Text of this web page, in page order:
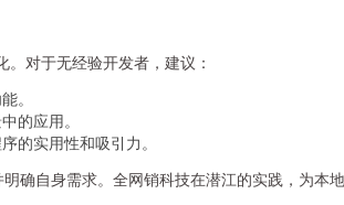
对于无经验开发者，建议：
。
的应用。
的实用性和吸引力。
确自身需求。全网销科技在潜江的实践，为